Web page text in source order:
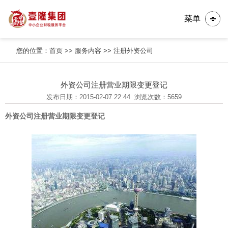
菜单
您的位置：首页 >> 服务内容 >>注册外资公司
外资公司注册营业期限变更登记
发布日期：2015-02-07 22:44 浏览次数：5659
外资公司注册营业期限变更登记